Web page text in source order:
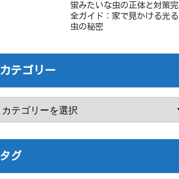
蛍みたいな虫の正体と対策完
全ガイド：家で見かける光る
虫の秘密
カテゴリー
タグ